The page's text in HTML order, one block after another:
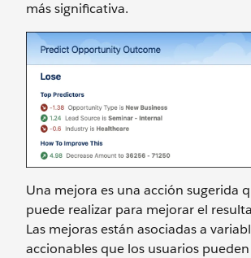
más significativa.
Una mejora es una acción sugerida
puede realizar para mejorar el
Las mejoras están asociadas a
accionables que los usuarios